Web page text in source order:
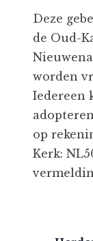
Deze
de Oud-
worden
Iedereen
op
Kerk: